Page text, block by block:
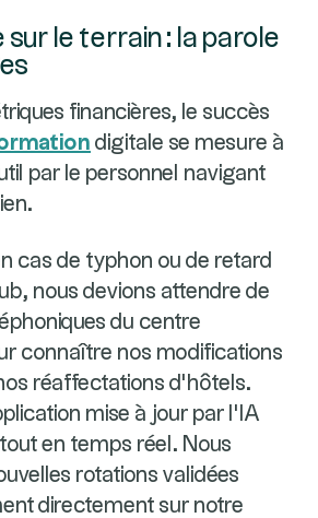
sur le terrain : la parole
financières, le succès
digitale se mesure à
par le personnel navigant
cas de typhon ou de retard
nous devions attendre de
du centre
connaître nos modifications
réaffectations d'hôtels.
mise à jour par l'IA
en temps réel. Nous
rotations validées
directement sur notre